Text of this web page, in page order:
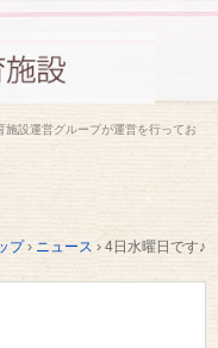
設運営グループが運営を行ってお
プ › ニュース › 4日水曜日です♪